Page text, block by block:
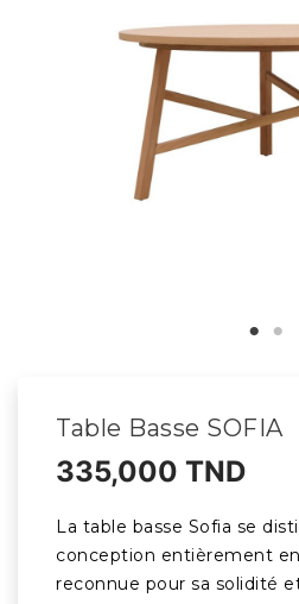
Table Basse SOFIA
335,000 TND
La table basse Sofia se
conception entièrement en
reconnue pour sa solidité